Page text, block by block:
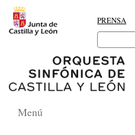
PRENSA
Search
for:
Menú